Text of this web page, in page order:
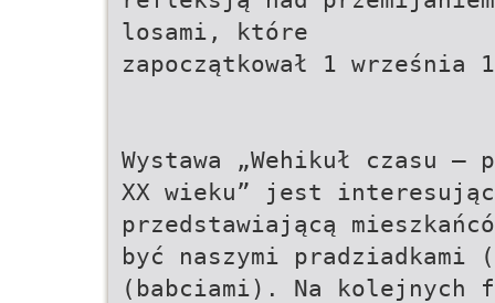
losami, które
zapoczątkował 1 września
Wystawa „Wehikuł czasu
XX wieku” jest
przedstawiającą
być naszymi
(babciami). Na kolejnych